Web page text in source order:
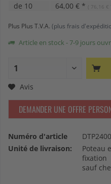
de 10 64,00 € * ( 76,16 €
Plus Plus T.V.A. (plus frais
Article en stock - 7-9 jours
Avis
DEMANDER UNE OFFRE
Numéro d'article
Unité de livraison:
Poteau
fixation
sauf